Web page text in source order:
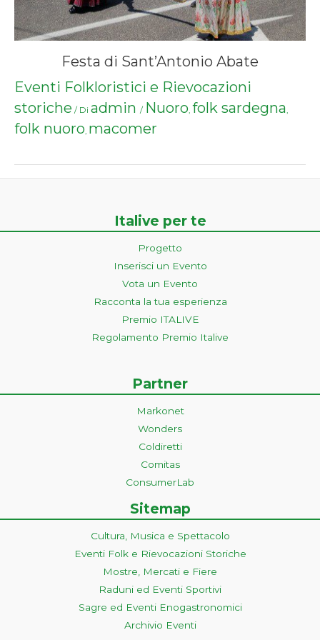
Festa di Sant’Antonio Abate
Eventi Folkloristici e Rievocazioni
storiche / Di admin / Nuoro, folk sardegna,
folk nuoro, macomer
Italive per te
Progetto
Inserisci un Evento
Vota un Evento
Racconta la tua esperienza
Premio ITALIVE
Regolamento Premio Italive
Partner
Markonet
Wonders
Coldiretti
Comitas
ConsumerLab
Sitemap
Cultura, Musica e Spettacolo
Eventi Folk e Rievocazioni Storiche
Mostre, Mercati e Fiere
Raduni ed Eventi Sportivi
Sagre ed Eventi Enogastronomici
Archivio Eventi